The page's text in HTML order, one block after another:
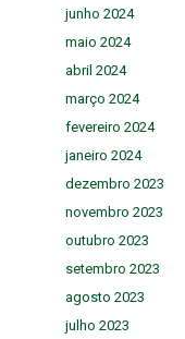
junho 2024
maio 2024
abril 2024
março 2024
fevereiro 2024
janeiro 2024
dezembro 2023
novembro 2023
outubro 2023
setembro 2023
agosto 2023
julho 2023